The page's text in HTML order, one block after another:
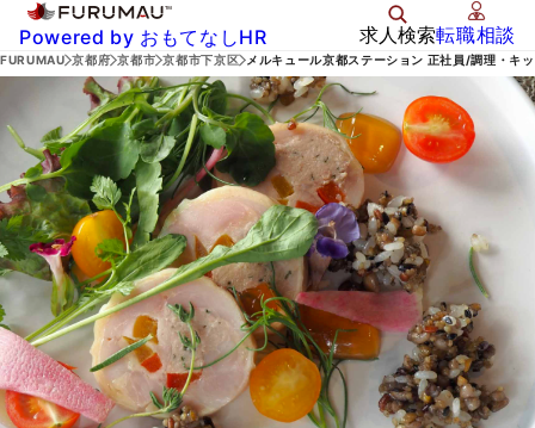
Powered by おもてなしHR 求人検索転職相談
FURUMAU 京都府 京都市 京都市下京区 メルキュール京都ステーション 正社員/調理・キ